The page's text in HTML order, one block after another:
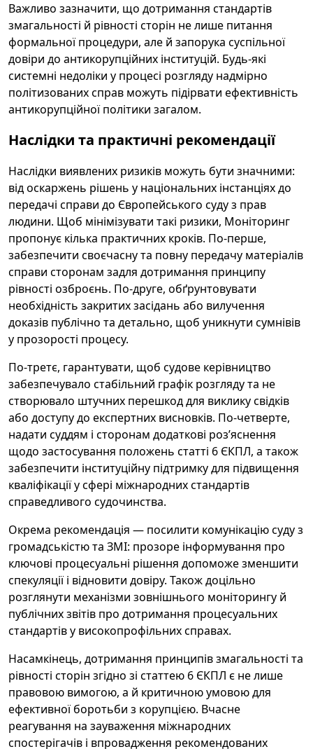
Важливо зазначити, що дотримання стандартів
змагальності й рівності сторін не лише питання
формальної процедури, але й запорука суспільної
довіри до антикорупційних інституцій. Будь-які
системні недоліки у процесі розгляду надмірно
політизованих справ можуть підірвати ефективність
антикорупційної політики загалом.
Наслідки та практичні рекомендації
Наслідки виявлених ризиків можуть бути значними:
від оскаржень рішень у національних інстанціях до
передачі справи до Європейського суду з прав
людини. Щоб мінімізувати такі ризики, Моніторинг
пропонує кілька практичних кроків. По-перше,
забезпечити своєчасну та повну передачу матеріалів
справи сторонам задля дотримання принципу
рівності озброєнь. По-друге, обґрунтовувати
необхідність закритих засідань або вилучення
доказів публічно та детально, щоб уникнути сумнівів
у прозорості процесу.
По-третє, гарантувати, щоб судове керівництво
забезпечувало стабільний графік розгляду та не
створювало штучних перешкод для виклику свідків
або доступу до експертних висновків. По-четверте,
надати суддям і сторонам додаткові роз’яснення
щодо застосування положень статті 6 ЄКПЛ, а також
забезпечити інституційну підтримку для підвищення
кваліфікації у сфері міжнародних стандартів
справедливого судочинства.
Окрема рекомендація — посилити комунікацію суду з
громадськістю та ЗМІ: прозоре інформування про
ключові процесуальні рішення допоможе зменшити
спекуляції і відновити довіру. Також доцільно
розглянути механізми зовнішнього моніторингу й
публічних звітів про дотримання процесуальних
стандартів у високопрофільних справах.
Насамкінець, дотримання принципів змагальності та
рівності сторін згідно зі статтею 6 ЄКПЛ є не лише
правовою вимогою, а й критичною умовою для
ефективної боротьби з корупцією. Вчасне
реагування на зауваження міжнародних
спостерігачів і впровадження рекомендованих